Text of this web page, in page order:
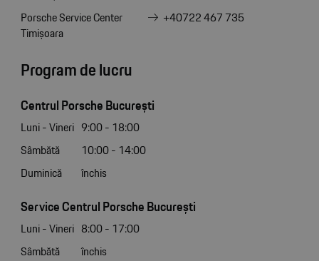
Porsche Service Center
Timișoara
+40722 467 735
Program de lucru
Centrul Porsche București
Luni - Vineri 9:00 - 18:00
Sâmbătă
10:00 - 14:00
Duminică
închis
Service Centrul Porsche București
Luni - Vineri 8:00 - 17:00
Sâmbătă
închis